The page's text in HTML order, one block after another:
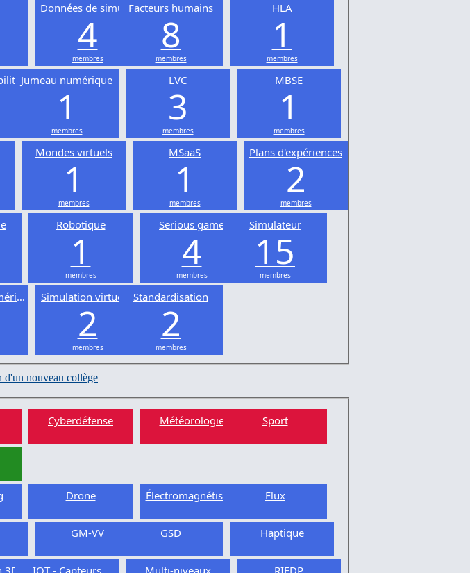
Données de simulation
4
membres
Facteurs humains
8
membres
HLA
1
membres
Jumeau numérique
1
membres
LVC
3
membres
MBSE
1
membres
Mondes virtuels
1
membres
MSaaS
1
membres
Plans d'expériences
2
membres
Robotique
1
membres
Serious game
4
membres
Simulateur
15
membres
Simulation virtuelle
2
membres
Standardisation
2
membres
d'un nouveau collège
Cyberdéfense Météorologie Sport
Drone Électromagnétisme Flux
GM-VV GSD Haptique